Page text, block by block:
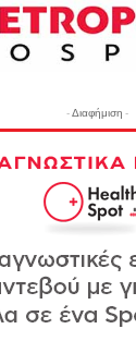
- Διαφήμιση -